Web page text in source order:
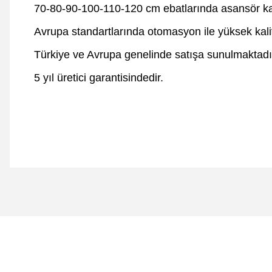
70-80-90-100-110-120 cm ebatlarında asansör
Avrupa standartlarında otomasyon ile yüksek
Türkiye ve Avrupa genelinde satışa
5 yıl üretici garantisindedir.